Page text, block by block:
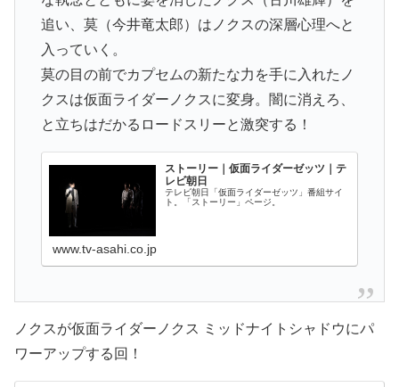
追い、莫（今井竜太郎）はノクスの深層心理へと
入っていく。
莫の目の前でカプセムの新たな力を手に入れたノ
クスは仮面ライダーノクスに変身。闇に消えろ、
と立ちはだかるロードスリーと激突する！
ストーリー｜仮面ライダーゼッツ｜テ
レビ朝日
テレビ朝日「仮面ライダーゼッツ」番組サイ
ト。「ストーリー」ページ。
www.tv-asahi.co.jp
ノクスが仮面ライダーノクス ミッドナイトシャドウにパ
ワーアップする回！